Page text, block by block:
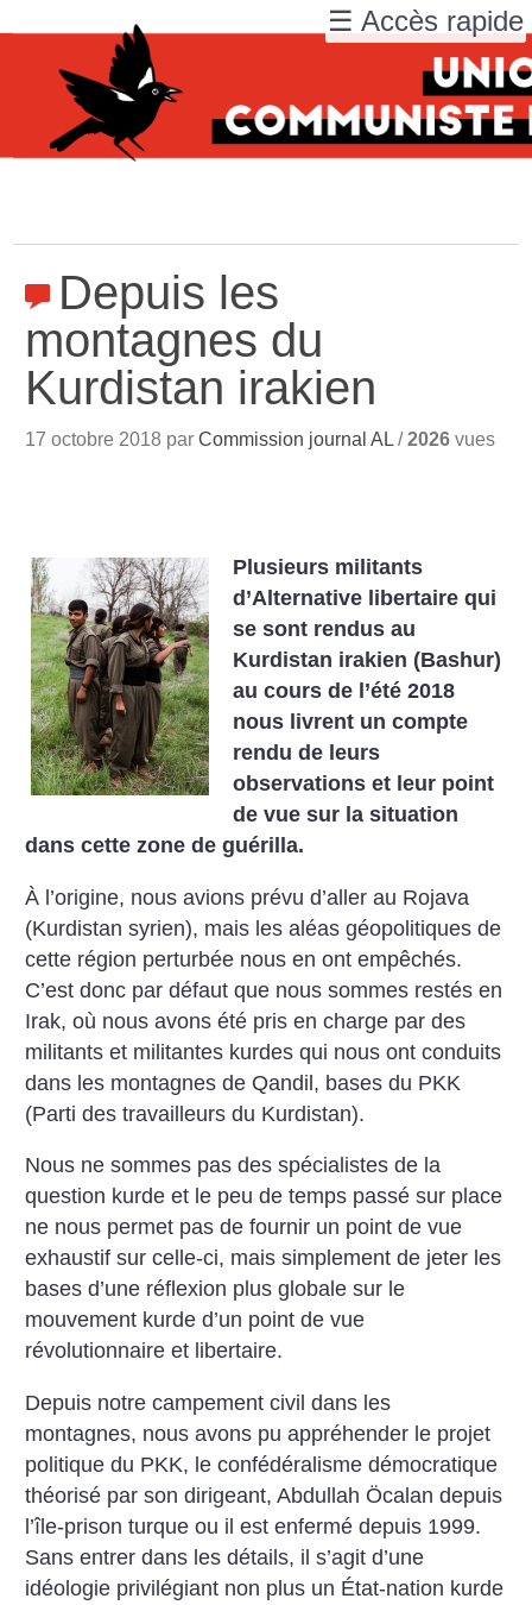
Depuis les
montagnes du
Kurdistan irakien
17 octobre 2018 parCommission journal AL /2026 vues
Plusieurs militants
d’Alternative libertaire qui
se sont rendus au
Kurdistan irakien (Bashur)
au cours de l’été 2018
nous livrent un compte
rendu de leurs
observations et leur point
de vue sur la situation
dans cette zone de guérilla.
À l’origine, nous avions prévu d’aller au Rojava
(Kurdistan syrien), mais les aléas géopolitiques de
cette région perturbée nous en ont empêchés.
C’est donc par défaut que nous sommes restés en
Irak, où nous avons été pris en charge par des
militants et militantes kurdes qui nous ont conduits
dans les montagnes de Qandil, bases du PKK
(Parti des travailleurs du Kurdistan).
Nous ne sommes pas des spécialistes de la
question kurde et le peu de temps passé sur place
ne nous permet pas de fournir un point de vue
exhaustif sur celle-ci, mais simplement de jeter les
bases d’une réflexion plus globale sur le
mouvement kurde d’un point de vue
révolutionnaire et libertaire.
Depuis notre campement civil dans les
montagnes, nous avons pu appréhender le projet
politique du PKK, le confédéralisme démocratique
théorisé par son dirigeant, Abdullah Öcalan depuis
l’île-prison turque ou il est enfermé depuis 1999.
Sans entrer dans les détails, il s’agit d’une
idéologie privilégiant non plus un État-nation kurde
☰ Accès rapide